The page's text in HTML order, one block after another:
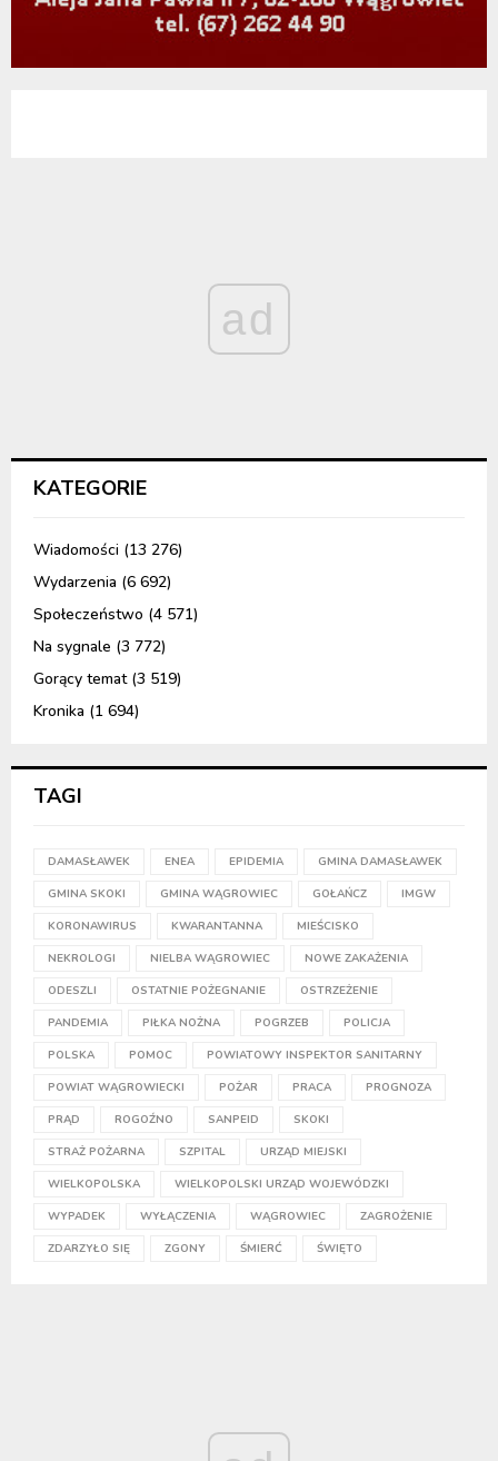
ad
KATEGORIE
Wiadomości (13 276)
Wydarzenia (6 692)
Społeczeństwo (4 571)
Na sygnale (3 772)
Gorący temat(3 519)
Kronika (1 694)
TAGI
DAMASŁAWEK ENEA EPIDEMIA GMINA DAMASŁAWEK
GMINA SKOKI GMINA WĄGROWIEC GOŁAŃCZ IMGW
KORONAWIRUS KWARANTANNA MIEŚCISKO
NEKROLOGI NIELBA WĄGROWIEC NOWE ZAKAŻENIA
ODESZLI OSTATNIE POŻEGNANIE OSTRZEŻENIE
PANDEMIA PIŁKA NOŻNA POGRZEB POLICJA
POLSKA POMOC POWIATOWY INSPEKTOR SANITARNY
POWIAT WĄGROWIECKI POŻAR PRACA PROGNOZA
PRĄD ROGOŹNO SANPEID SKOKI
STRAŻ POŻARNA SZPITAL URZĄD MIEJSKI
WIELKOPOLSKA WIELKOPOLSKI URZĄD WOJEWÓDZKI
WYPADEK WYŁĄCZENIA WĄGROWIEC ZAGROŻENIE
ZDARZYŁO SIĘ ZGONY ŚMIERĆ ŚWIĘTO